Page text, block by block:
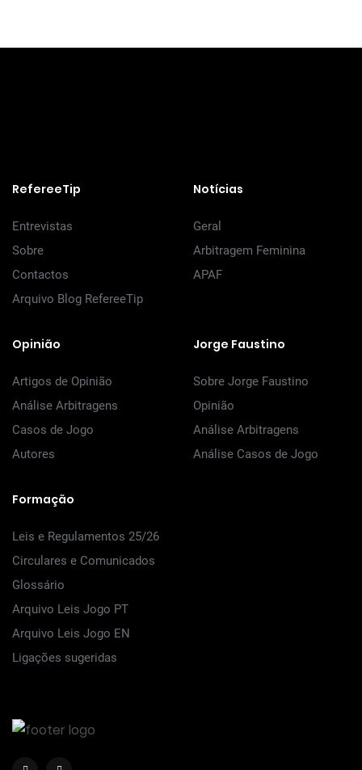
RefereeTip
Entrevistas
Sobre
Contactos
Arquivo Blog RefereeTip
Notícias
Geral
Arbitragem Feminina
APAF
Opinião
Artigos de Opinião
Análise Arbitragens
Casos de Jogo
Autores
Jorge Faustino
Sobre Jorge Faustino
Opinião
Análise Arbitragens
Análise Casos de Jogo
Formação
Leis e Regulamentos 25/26
Circulares e Comunicados
Glossário
Arquivo Leis Jogo PT
Arquivo Leis Jogo EN
Ligações sugeridas